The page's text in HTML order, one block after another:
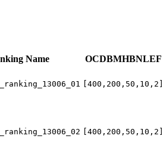
Name OCDBMHBNLEF
[400,200,50,10,2]
[400,200,50,10,2]